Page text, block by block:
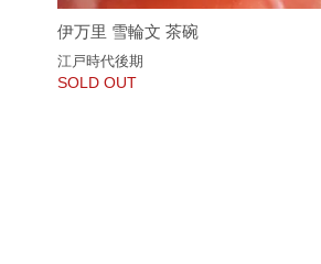
伊万里 雪輪文 茶碗
江戸時代後期
SOLD OUT